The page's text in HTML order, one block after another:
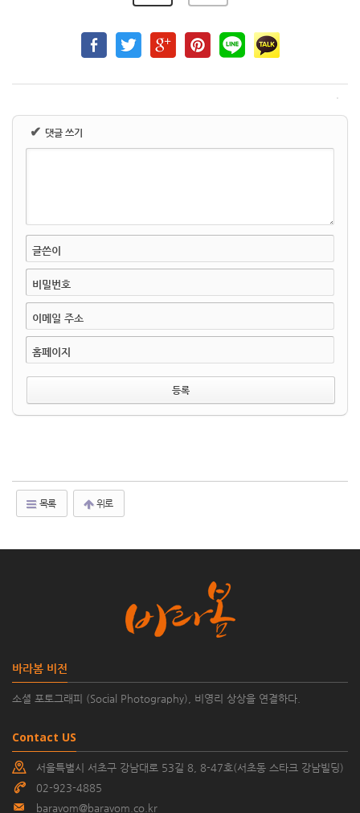
✔ 댓글 쓰기
글쓴이
비밀번호
이메일 주소
홈페이지
목록 위로
바라봄 비전
소셜 포토그래피 (Social Photography), 비영리 상상을 연결하다.
Contact US
서울특별시 서초구 강남대로 53길 8, 8-47호(서초동 스타크 강남빌딩)
02-923-4885
baravom@baravom.co.kr